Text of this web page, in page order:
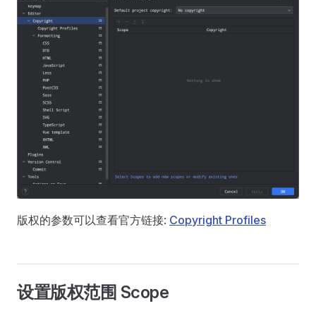
版权的参数可以查看官方链接: Copyright Profiles
设置版权范围 Scope